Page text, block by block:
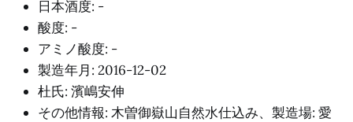
日本酒度: -
酸度: -
アミノ酸度: -
製造年月: 2016-12-02
杜氏: 濱嶋安伸
その他情報: 木曽御嶽山自然水仕込み、製造場: 愛